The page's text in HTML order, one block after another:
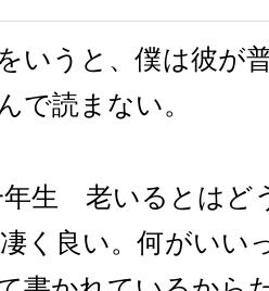
いうと、僕は彼が
で読まない。
年生 老いるとはど
く良い。何がいい